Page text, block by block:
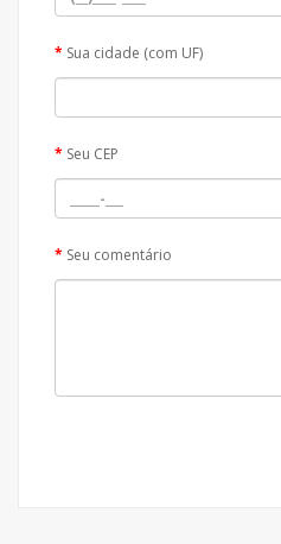
Sua cidade (com UF)
Seu CEP
Seu comentário